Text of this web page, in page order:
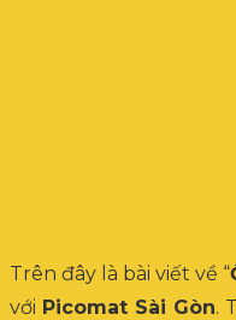
Trên đây là bài viết về “
với Picomat Sài Gòn.